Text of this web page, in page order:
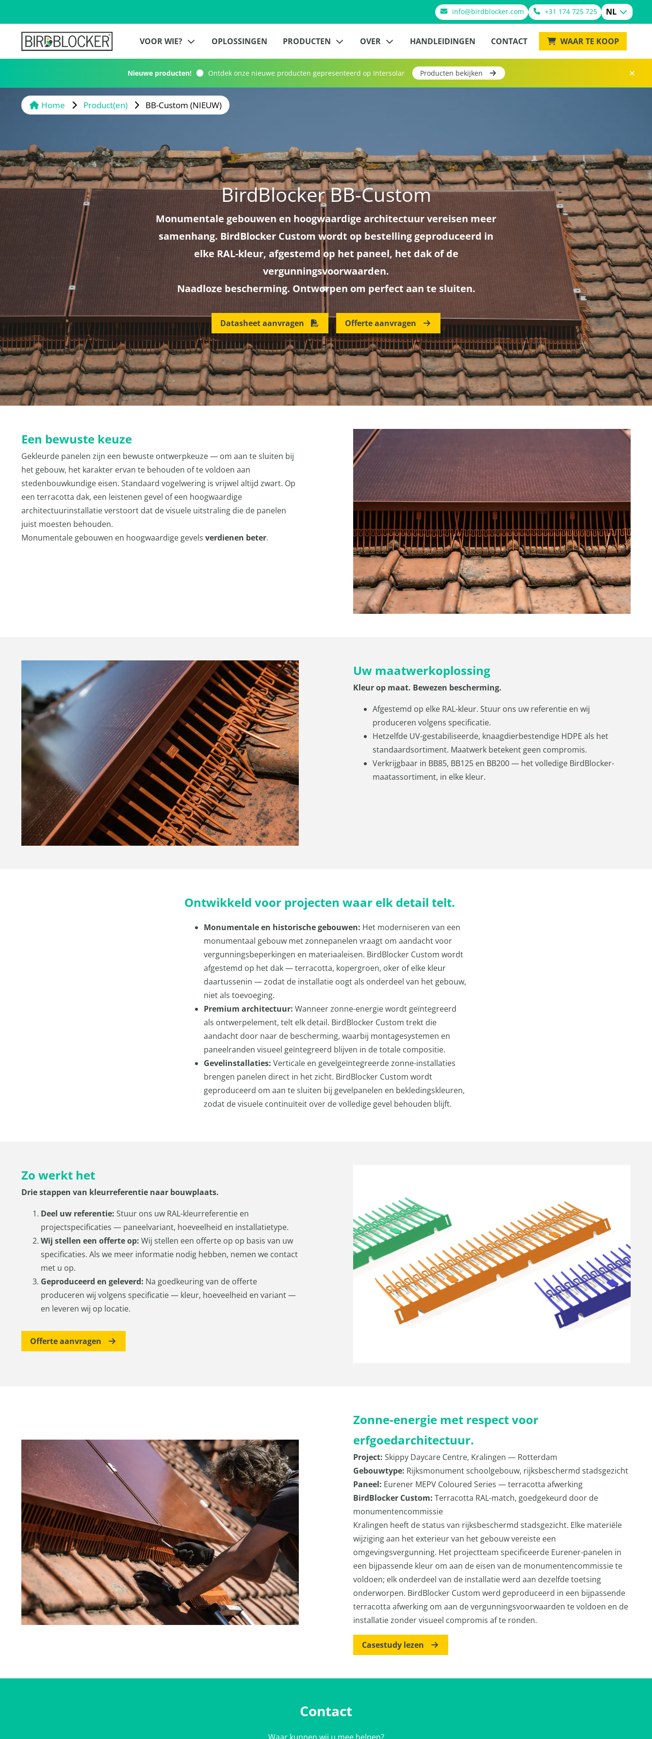
info@birdblocker.com +31 174 725 725 NL
VOOR WIE? OPLOSSINGEN PRODUCTEN OVER HANDLEIDINGEN CONTACT WAAR TE KOOP
Nieuwe producten! Ontdek onze nieuwe producten gepresenteerd op Intersolar Producten bekijken
Home Product(en) BB-Custom (NIEUW)
BirdBlocker BB-Custom
Monumentale gebouwen en hoogwaardige architectuur vereisen meer
samenhang. BirdBlocker Custom wordt op bestelling geproduceerd in
elke RAL-kleur, afgestemd op het paneel, het dak of de
vergunningsvoorwaarden.
Naadloze bescherming. Ontworpen om perfect aan te sluiten.
Datasheet aanvragen Offerte aanvragen
Een bewuste keuze
Gekleurde panelen zijn een bewuste ontwerpkeuze — om aan te sluiten bij
het gebouw, het karakter ervan te behouden of te voldoen aan
stedenbouwkundige eisen. Standaard vogelwering is vrijwel altijd zwart. Op
een terracotta dak, een leistenen gevel of een hoogwaardige
architectuurinstallatie verstoort dat de visuele uitstraling die de panelen
juist moesten behouden.
Monumentale gebouwen en hoogwaardige gevels verdienen beter.
Uw maatwerkoplossing
Kleur op maat. Bewezen bescherming.
Afgestemd op elke RAL-kleur. Stuur ons uw referentie en wij
produceren volgens specificatie.
Hetzelfde UV-gestabiliseerde, knaagdierbestendige HDPE als het
standaardsortiment. Maatwerk betekent geen compromis.
Verkrijgbaar in BB85, BB125 en BB200 — het volledige BirdBlocker-
maatassortiment, in elke kleur.
Ontwikkeld voor projecten waar elk detail telt.
Monumentale en historische gebouwen: Het moderniseren van een
monumentaal gebouw met zonnepanelen vraagt om aandacht voor
vergunningsbeperkingen en materiaaleisen. BirdBlocker Custom wordt
afgestemd op het dak — terracotta, kopergroen, oker of elke kleur
daartussenin — zodat de installatie oogt als onderdeel van het gebouw,
niet als toevoeging.
Premium architectuur: Wanneer zonne-energie wordt geïntegreerd
als ontwerpelement, telt elk detail. BirdBlocker Custom trekt die
aandacht door naar de bescherming, waarbij montagesystemen en
paneelranden visueel geïntegreerd blijven in de totale compositie.
Gevelinstallaties: Verticale en gevelgeïntegreerde zonne-installaties
brengen panelen direct in het zicht. BirdBlocker Custom wordt
geproduceerd om aan te sluiten bij gevelpanelen en bekledingskleuren,
zodat de visuele continuïteit over de volledige gevel behouden blijft.
Zo werkt het
Drie stappen van kleurreferentie naar bouwplaats.
Deel uw referentie: Stuur ons uw RAL-kleurreferentie en
projectspecificaties — paneelvariant, hoeveelheid en installatietype.
Wij stellen een offerte op: Wij stellen een offerte op op basis van uw
specificaties. Als we meer informatie nodig hebben, nemen we contact
met u op.
Geproduceerd en geleverd: Na goedkeuring van de offerte
produceren wij volgens specificatie — kleur, hoeveelheid en variant —
en leveren wij op locatie.
Offerte aanvragen
Zonne-energie met respect voor
erfgoedarchitectuur.
Project: Skippy Daycare Centre, Kralingen — Rotterdam
Gebouwtype: Rijksmonument schoolgebouw, rijksbeschermd stadsgezicht
Paneel: Eurener MEPV Coloured Series — terracotta afwerking
BirdBlocker Custom: Terracotta RAL-match, goedgekeurd door de
monumentencommissie
Kralingen heeft de status van rijksbeschermd stadsgezicht. Elke materiële
wijziging aan het exterieur van het gebouw vereiste een
omgevingsvergunning. Het projectteam specificeerde Eurener-panelen in
een bijpassende kleur om aan de eisen van de monumentencommissie te
voldoen; elk onderdeel van de installatie werd aan dezelfde toetsing
onderworpen. BirdBlocker Custom werd geproduceerd in een bijpassende
terracotta afwerking om aan de vergunningsvoorwaarden te voldoen en de
installatie zonder visueel compromis af te ronden.
Casestudy lezen
Contact